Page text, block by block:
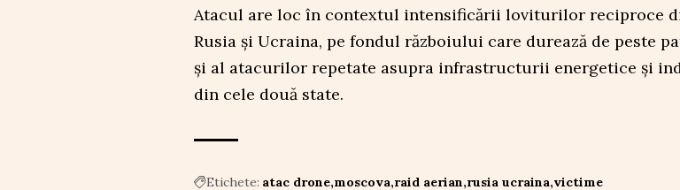
Atacul are loc în contextul intensificării loviturilor reciproce
Rusia și Ucraina, pe fondul războiului care durează de peste
și al atacurilor repetate asupra infrastructurii energetice și
din cele două state.
Etichete: atac drone moscova raid aerian rusia ucraina victime